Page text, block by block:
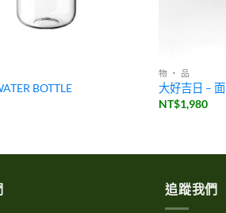
BOTTLE
物 ・ 品
大好吉日 –
NT$1,980
追蹤我們